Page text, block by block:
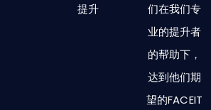
提升
们在我们专
业的提升者
的帮助下，
达到他们期
望的FACEIT